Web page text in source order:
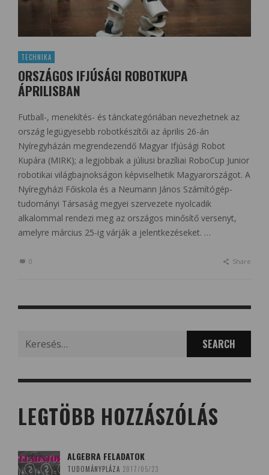
TECHNIKA
ORSZÁGOS IFJÚSÁGI ROBOTKUPA
ÁPRILISBAN
Futball-, menekítés- és tánckategóriában nevezhetnek az
ország legügyesebb robotkészítői az április 26-án
Nyíregyházán megrendezendő Magyar Ifjúsági Robot
Kupára (MIRK); a legjobbak a júliusi brazíliai RoboCup Junior
robotikai világbajnokságon képviselhetik Magyarországot. A
Nyíregyházi Főiskola és a Neumann János Számítógép-
tudományi Társaság megyei szervezete nyolcadik
alkalommal rendezi meg az országos minősítő versenyt,
amelyre március 25-ig várják a jelentkezéseket. …
0 Share
LEGTÖBB HOZZÁSZÓLÁS
ALGEBRA FELADATOK
TUDOMÁNYPLÁZA 2017/05/23